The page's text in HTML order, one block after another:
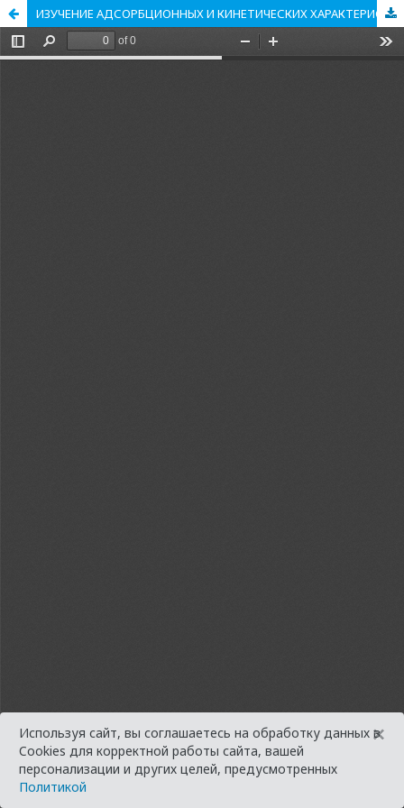
ИЗУЧЕНИЕ АДСОРБЦИОННЫХ И КИНЕТИЧЕСКИХ ХАРАКТЕРИСТИК ПРИРОДНЫХ СОРБЕНТОВ ПО ОТНОШЕНИЮ К КАТИОНАМ СВИНЦА (II)
Используя сайт, вы соглашаетесь на обработку данных в
Cookies для корректной работы сайта, вашей
персонализации и других целей, предусмотренных
Политикой
×